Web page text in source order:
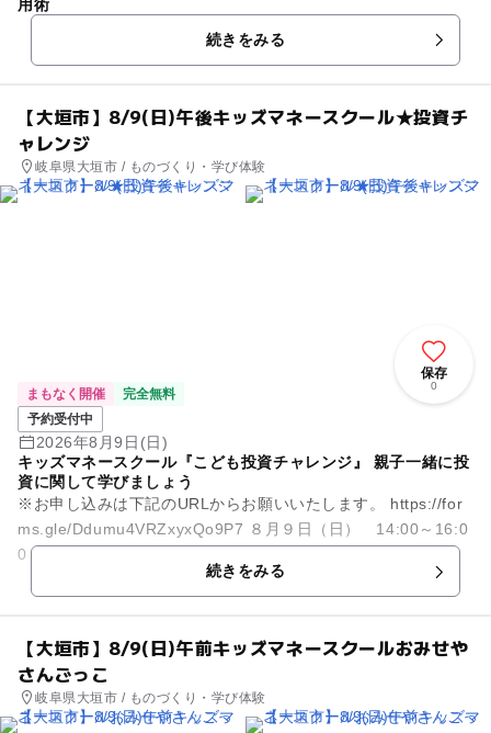
用術
続きをみる
【大垣市】8/9(日)午後キッズマネースクール★投資チ
ャレンジ
岐阜県大垣市 / ものづくり・学び体験
保存
0
まもなく開催
完全無料
予約受付中
2026年8月9日(日)
キッズマネースクール『こども投資チャレンジ』 親子一緒に投
資に関して学びましょう
※お申し込みは下記のURLからお願いいたします。 https://for
ms.gle/Ddumu4VRZxyxQo9P7 ８月９日（日） 14:00～16:0
続きをみる
【大垣市】8/9(日)午前キッズマネースクールおみせや
さんごっこ
岐阜県大垣市 / ものづくり・学び体験